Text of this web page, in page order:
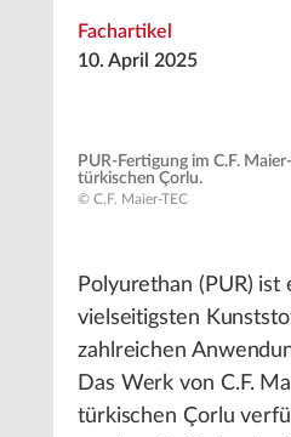
Fachartikel
10. April 2025
PUR-Fertigung im C.F.
türkischen Çorlu.
© C.F. Maier-TEC
Polyurethan (PUR) ist
vielseitigsten
zahlreichen
Das Werk von C.F.
türkischen Çorlu